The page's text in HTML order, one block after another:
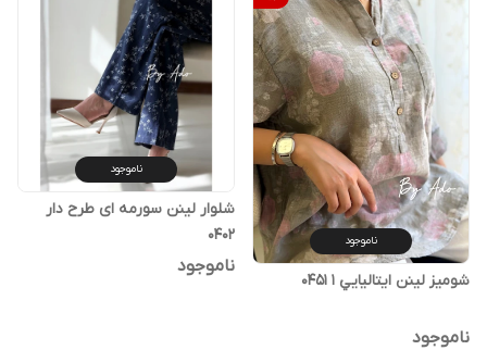
ناموجود
شوميز لينن ايتاليايي ١ 0451
ناموجود
ناموجود
شلوار لینن سورمه ای طرح دار
0402
ناموجود